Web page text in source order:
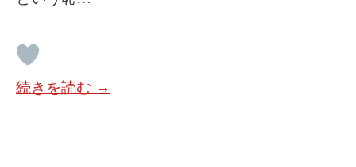
続きを読む →